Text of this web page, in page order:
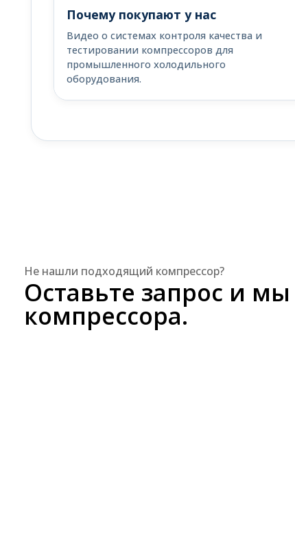
Почему покупают у нас
Видео о системах контроля качества и
тестировании компрессоров для
промышленного холодильного
оборудования.
Не нашли подходящий компрессор?
Оставьте запрос и
компрессора.